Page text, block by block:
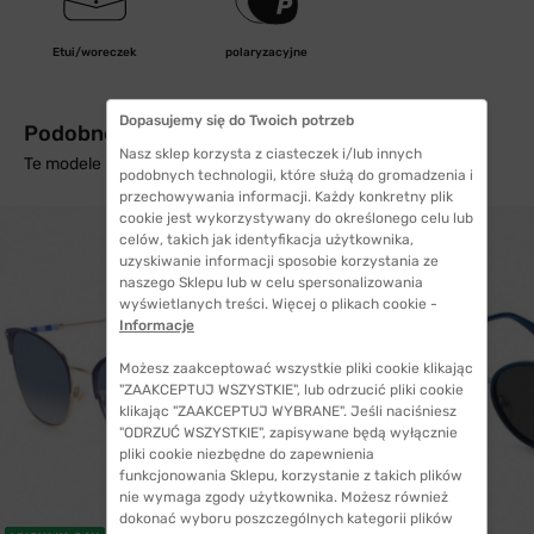
Etui/woreczek polaryzacyjne
Podobne produkty z wysyłką w 24h
Te modele mogą Cię zainteresować
Dopasujemy się do Twoich potrzeb
Nasz sklep korzysta z ciasteczek i/lub innych
podobnych technologii, które służą do gromadzenia i
przechowywania informacji. Każdy konkretny plik
cookie jest wykorzystywany do określonego celu lub
celów, takich jak identyfikacja użytkownika,
uzyskiwanie informacji sposobie korzystania ze
naszego Sklepu lub w celu spersonalizowania
wyświetlanych treści. Więcej o plikach cookie -
Informacje
Możesz zaakceptować wszystkie pliki cookie klikając
"ZAAKCEPTUJ WSZYSTKIE", lub odrzucić pliki cookie
klikając "ZAAKCEPTUJ WYBRANE". Jeśli naciśniesz
"ODRZUĆ WSZYSTKIE", zapisywane będą wyłącznie
pliki cookie niezbędne do zapewnienia
funkcjonowania Sklepu, korzystanie z takich plików
nie wymaga zgody użytkownika. Możesz również
dokonać wyboru poszczególnych kategorii plików